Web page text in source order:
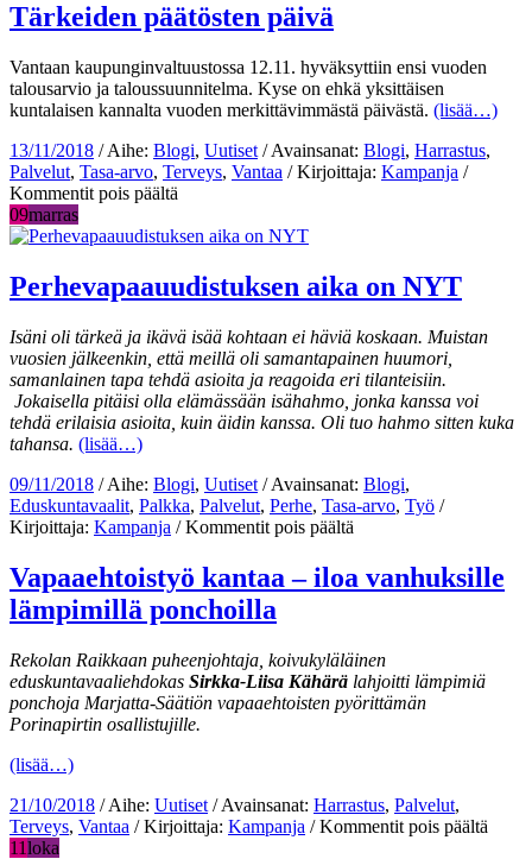
Tärkeiden päätösten päivä
Vantaan kaupunginvaltuustossa 12.11. hyväksyttiin ensi vuoden
talousarvio ja taloussuunnitelma. Kyse on ehkä yksittäisen
kuntalaisen kannalta vuoden merkittävimmästä päivästä. (lisää…)
13/11/2018 / Aihe: Blogi, Uutiset / Avainsanat: Blogi, Harrastus,
Palvelut, Tasa-arvo, Terveys, Vantaa / Kirjoittaja: Kampanja /
Kommentit pois päältä
päätösten
09marras
Perhevapaauudistuksen aika on NYT
Isäni oli tärkeä ja ikävä isää kohtaan ei häviä koskaan. Muistan
vuosien jälkeenkin, että meillä oli samantapainen huumori,
samanlainen tapa tehdä asioita ja reagoida eri tilanteisiin.
Jokaisella pitäisi olla elämässään isähahmo, jonka kanssa voi
tehdä erilaisia asioita, kuin äidin kanssa. Oli tuo hahmo sitten kuka
tahansa. (lisää…)
09/11/2018 / Aihe: Blogi, Uutiset / Avainsanat: Blogi,
Eduskuntavaalit, Palkka, Palvelut, Perhe, Tasa-arvo, Työ /
Kirjoittaja: Kampanja /Kommentit pois päältä
on
Vapaaehtoistyö kantaa – iloa vanhuksille
lämpimillä ponchoilla
Rekolan Raikkaan puheenjohtaja, koivukyläläinen
eduskuntavaaliehdokas Sirkka-Liisa Kähärä lahjoitti lämpimiä
ponchoja Marjatta-Säätiön vapaaehtoisten pyörittämän
Porinapirtin osallistujille.
(lisää…)
21/10/2018 / Aihe: Uutiset / Avainsanat: Harrastus, Palvelut,
Terveys, Vantaa / Kirjoittaja: Kampanja /Kommentit pois päältä
11loka